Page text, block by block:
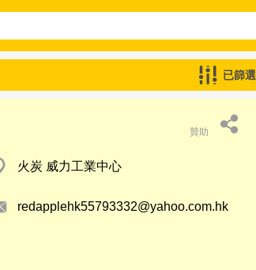
已篩選
贊助
火炭 威力工業中心
redapplehk55793332@yahoo.com.hk